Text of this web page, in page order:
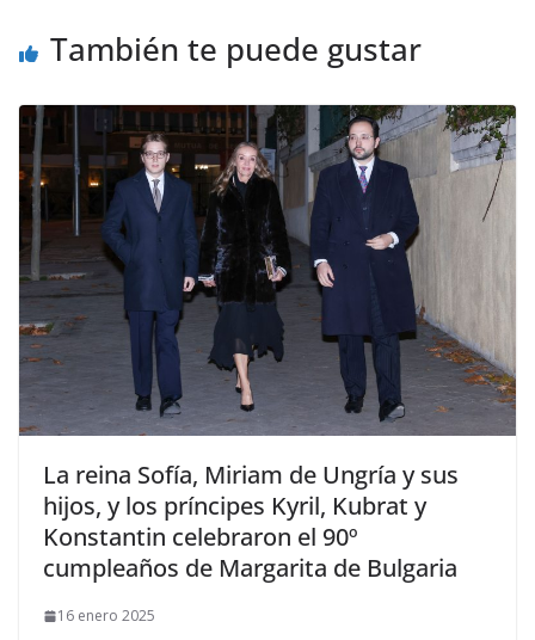
También te puede gustar
​La reina Sofía, Miriam de Ungría y sus
hijos, y los príncipes Kyril, Kubrat y
Konstantin celebraron el 90º
cumpleaños de Margarita de Bulgaria
16 enero 2025